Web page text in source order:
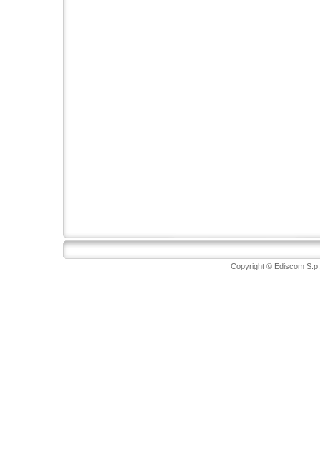
Copyright © Ediscom